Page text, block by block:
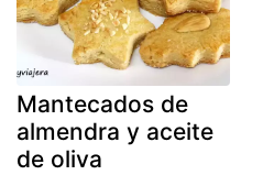
Mantecados de
almendra y aceite
de oliva